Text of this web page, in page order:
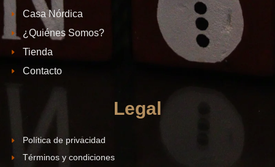
Casa Nórdica
¿Quiénes Somos?
Tienda
Contacto
Legal
Política de privacidad
Términos y condiciones